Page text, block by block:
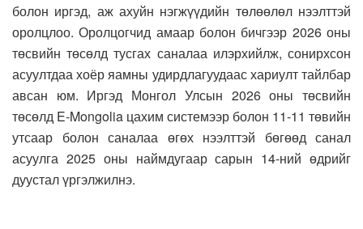
болон иргэд, аж ахуйн нэгжүүдийн төлөөлөл нээлттэй
оролцлоо. Оролцогчид амаар болон бичгээр 2026 оны
төсвийн төсөлд тусгах саналаа илэрхийлж, сонирхсон
асуултдаа хоёр яамны удирдлагуудаас хариулт тайлбар
авсан юм. Иргэд Монгол Улсын 2026 оны төсвийн
төсөлд E-Mongolia цахим системээр болон 11-11 төвийн
утсаар болон саналаа өгөх нээлттэй бөгөөд санал
асуулга 2025 оны наймдугаар сарын 14-ний өдрийг
дуустал үргэлжилнэ.